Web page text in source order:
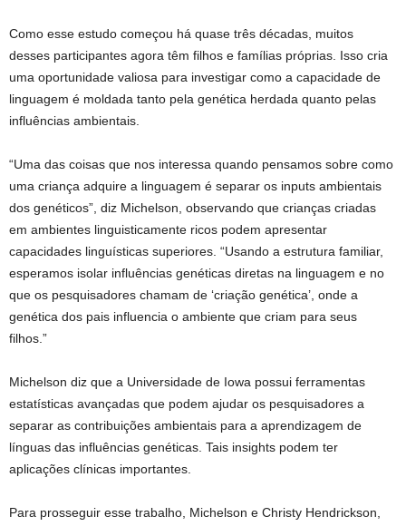
Como esse estudo começou há quase três décadas, muitos
desses participantes agora têm filhos e famílias próprias. Isso cria
uma oportunidade valiosa para investigar como a capacidade de
linguagem é moldada tanto pela genética herdada quanto pelas
influências ambientais.
“Uma das coisas que nos interessa quando pensamos sobre como
uma criança adquire a linguagem é separar os inputs ambientais
dos genéticos”, diz Michelson, observando que crianças criadas
em ambientes linguisticamente ricos podem apresentar
capacidades linguísticas superiores. “Usando a estrutura familiar,
esperamos isolar influências genéticas diretas na linguagem e no
que os pesquisadores chamam de ‘criação genética’, onde a
genética dos pais influencia o ambiente que criam para seus
filhos.”
Michelson diz que a Universidade de Iowa possui ferramentas
estatísticas avançadas que podem ajudar os pesquisadores a
separar as contribuições ambientais para a aprendizagem de
línguas das influências genéticas. Tais insights podem ter
aplicações clínicas importantes.
Para prosseguir esse trabalho, Michelson e Christy Hendrickson,